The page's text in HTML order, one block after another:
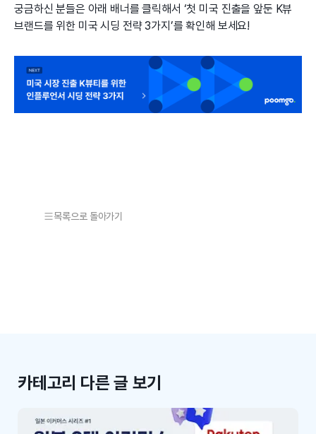
궁금하신 분들은 아래 배너를 클릭해서 ‘첫 미국 진출을 앞둔 K뷰
브랜드를 위한 미국 시딩 전략 3가지’를 확인해 보세요!
목록으로 돌아가기
카테고리 다른 글 보기